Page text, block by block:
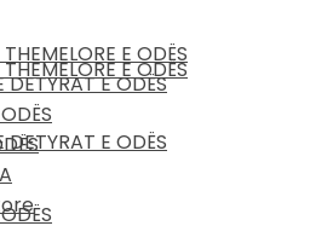
E ODËS
DETYRAT E ODËS
E ODËS
DETYRAT E ODËS